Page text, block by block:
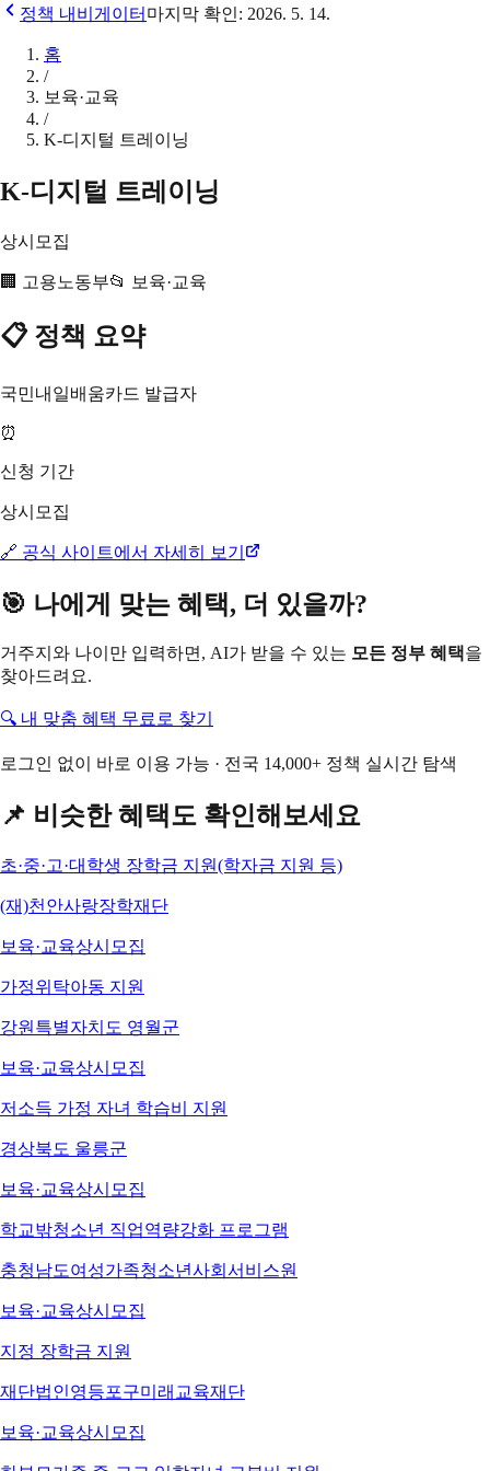
정책 내비게이터 마지막 확인: 2026. 5. 14.
홈
/
보육·교육
/
K-디지털 트레이닝
K-디지털 트레이닝
상시모집
🏢 고용노동부📂 보육·교육
📋 정책 요약
국민내일배움카드 발급자
⏰
신청 기간
상시모집
🔗 공식 사이트에서 자세히 보기
🎯 나에게 맞는 혜택, 더 있을까?
거주지와 나이만 입력하면, AI가 받을 수 있는 모든 정부 혜택을
찾아드려요.
🔍 내 맞춤 혜택 무료로 찾기
로그인 없이 바로 이용 가능 · 전국 14,000+ 정책 실시간 탐색
📌 비슷한 혜택도 확인해보세요
초·중·고·대학생 장학금 지원(학자금 지원 등)
(재)천안사랑장학재단
보육·교육상시모집
가정위탁아동 지원
강원특별자치도 영월군
보육·교육상시모집
저소득 가정 자녀 학습비 지원
경상북도 울릉군
보육·교육상시모집
학교밖청소년 직업역량강화 프로그램
충청남도여성가족청소년사회서비스원
보육·교육상시모집
지정 장학금 지원
재단법인영등포구미래교육재단
보육·교육상시모집